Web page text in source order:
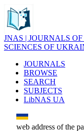
JNAS | JOURNALS
SCIENCES OF
JOURNALS
BROWSE
SEARCH
SUBJECTS
LibNAS UA
web address of the